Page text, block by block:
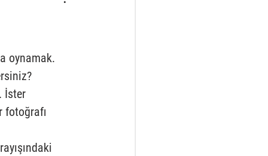
oynamak.
İster
fotoğrafı